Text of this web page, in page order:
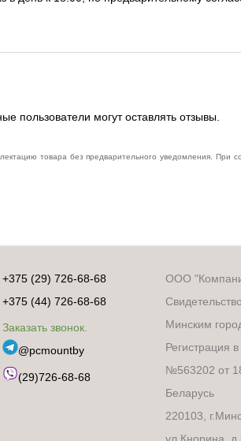
пользователи могут оставлять отзывы.
товара без предварительного уведомления.
+375 (29) 726-68-68
+375 (44) 726-68-68
Заказать звонок.
@pcmountby
(29)726-68-68
ООО
Минским
Регистрация
№563202 от
Беларусь
220103,